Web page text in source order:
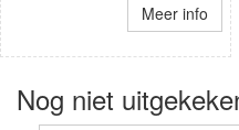
Meer info
Nog niet